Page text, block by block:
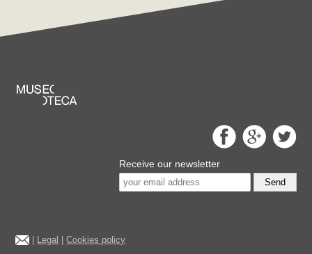
Receive our newsletter
Send
Legal |Cookies policy